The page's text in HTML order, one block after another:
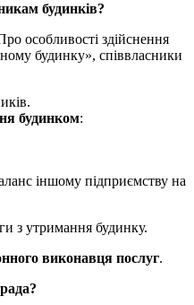
будинків?
особливості здійснення
будинку», співвласники
будинком:
іншому підприємству на
з утримання будинку.
виконавця послуг.